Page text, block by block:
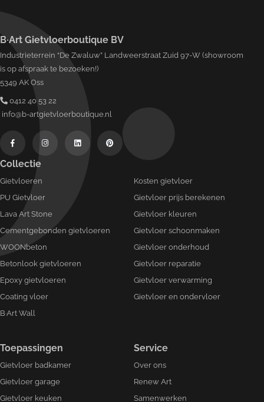
B·Art Gietvloerboutique BV
Industrieterrein “De Zwaluw” Landweerstraat Zuid 97-W (showroom
is op afspraak te bezoeken!)
5349 AK Oss
0412 40 53 22
info@b-artgietvloerboutique.nl
Collectie
Gietvloeren
PU Gietvloer
Lava Art Stone
Cementgebonden gietvloeren
WOONbeton
Betonlook gietvloeren
Epoxy gietvloeren
Coating vloer
B·Art Wall
Kosten gietvloer
Gietvloer prijs berekenen
Gietvloer kleuren
Gietvloer schoonmaken
Gietvloer onderhoud
Gietvloer reparatie
Gietvloer verwarming
Gietvloer en ondervloer
Toepassingen
Gietvloer badkamer
Gietvloer garage
Gietvloer keuken
Service
Over ons
Renew Art
Samenwerken